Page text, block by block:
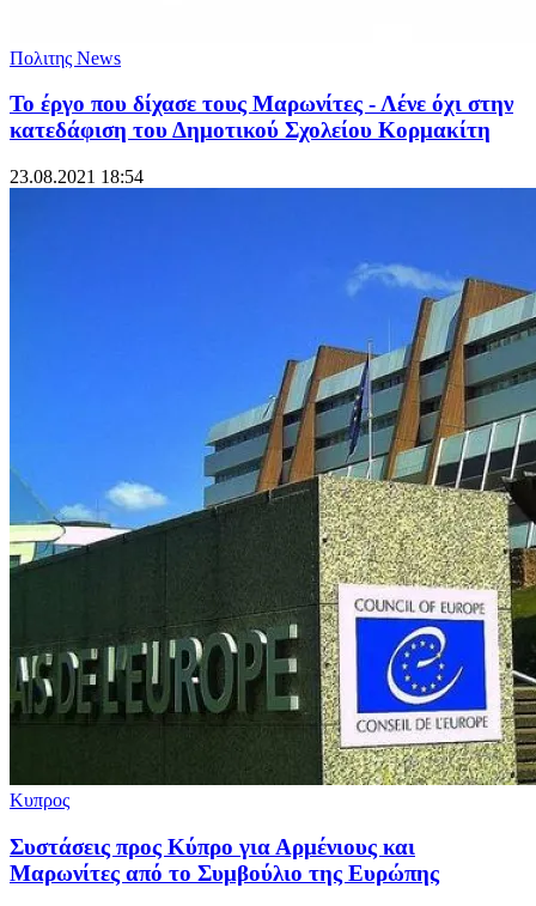
Πολιτης News
Το έργο που δίχασε τους Μαρωνίτες - Λένε όχι στην
κατεδάφιση του Δημοτικού Σχολείου Κορμακίτη
23.08.2021 18:54
Κυπρος
Συστάσεις προς Κύπρο για Αρμένιους και
Μαρωνίτες από το Συμβούλιο της Ευρώπης